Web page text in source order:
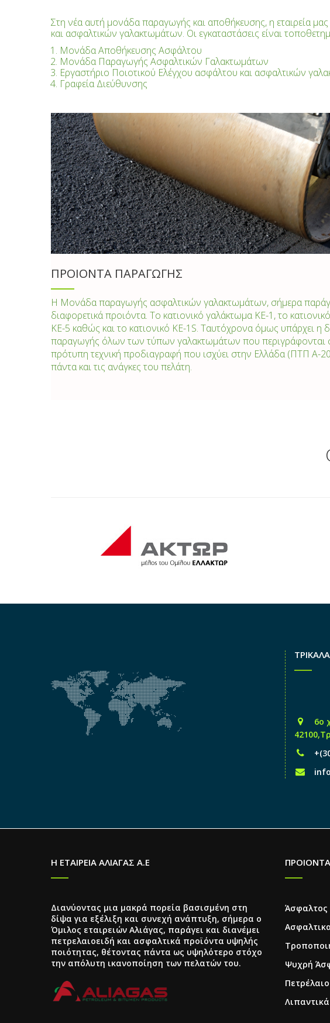
Στη νέα αυτή μονάδα παραγωγής και αποθήκευσης, η εταιρεία
και ασφαλτικών γαλακτωμάτων. Οι εγκαταστάσεις είναι
Μονάδα Αποθήκευσης Ασφάλτου
Μονάδα Παραγωγής Ασφαλτικών Γαλακτωμάτων
Εργαστήριο Ποιοτικού Ελέγχου ασφάλτου και ασφαλτικών
Γραφεία Διεύθυνσης
ΠΡΟΙΟΝΤΑ ΠΑΡΑΓΩΓΗΣ
Η Μονάδα παραγωγής ασφαλτικών γαλακτωμάτων, σήμερα
διαφορετικά προιόντα. Το κατιονικό γαλάκτωμα ΚΕ-1, το
ΚΕ-5 καθώς και το κατιονικό ΚΕ-1S. Ταυτόχρονα όμως υπάρχει η
παραγωγής όλων των τύπων γαλακτωμάτων που περιγράφονται
πρότυπη τεχνική προδιαγραφή που ισχύει στην Ελλάδα (ΠΤΠ Α-
πάντα και τις ανάγκες του πελάτη.
6o
Η ΕΤΑΙΡΕΙΑ ΑΛΙΑΓΑΣ Α.Ε
Διανύοντας μια μακρά πορεία βασισμένη στη
δίψα για εξέλιξη και συνεχή ανάπτυξη, σήμερα ο
Όμιλος εταιρειών Αλιάγας, παράγει και διανέμει
πετρελαιοειδή και ασφαλτικά προϊόντα υψηλής
ποιότητας, θέτοντας πάντα ως υψηλότερο στόχο
την απόλυτη ικανοποίηση των πελατών του.
ΠΡΟΙΟΝΤΑ
Άσφαλτος
Ψυχρή
Λιπαντικά